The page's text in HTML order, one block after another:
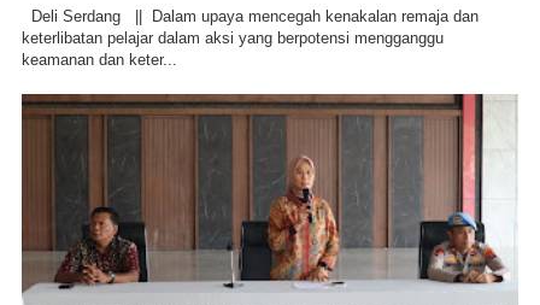
Deli Serdang || Dalam upaya mencegah kenakalan remaja dan
keterlibatan pelajar dalam aksi yang berpotensi mengganggu
keamanan dan keter...